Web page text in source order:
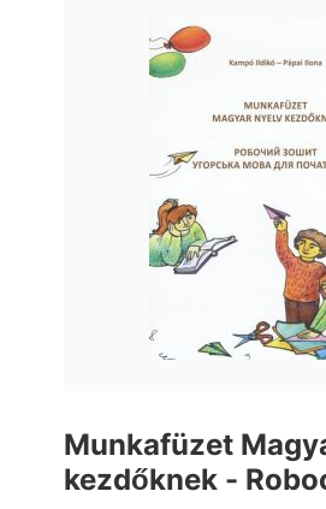
Munkafüzet
kezdőknek -